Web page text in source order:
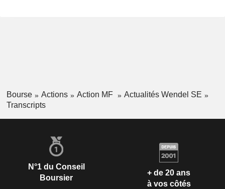
Bourse Actions Action MF
Actualités Wendel SE
Transcripts
N°1 du Conseil
Boursier
+ de 20 ans
à vos côtés